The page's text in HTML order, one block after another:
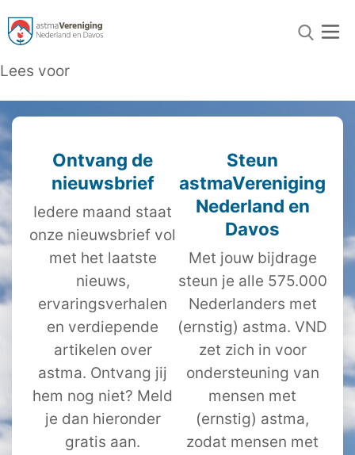
Lees voor
Ontvang de
nieuwsbrief
Iedere maand staat
onze nieuwsbrief vol
met het laatste
nieuws,
ervaringsverhalen
en verdiepende
artikelen over
astma. Ontvang jij
hem nog niet? Meld
je dan hieronder
gratis aan.
Steun
astmaVereniging
Nederland en
Davos
Met jouw bijdrage
steun je alle 575.000
Nederlanders met
(ernstig) astma. VND
zet zich in voor
ondersteuning van
mensen met
(ernstig) astma,
zodat mensen met